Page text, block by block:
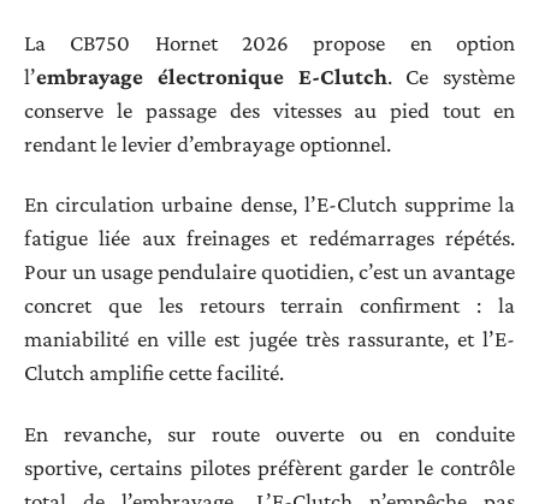
La CB750 Hornet 2026 propose en option
l’embrayage électronique E-Clutch. Ce système
conserve le passage des vitesses au pied tout en
rendant le levier d’embrayage optionnel.
En circulation urbaine dense, l’E-Clutch supprime la
fatigue liée aux freinages et redémarrages répétés.
Pour un usage pendulaire quotidien, c’est un avantage
concret que les retours terrain confirment : la
maniabilité en ville est jugée très rassurante, et l’E-
Clutch amplifie cette facilité.
En revanche, sur route ouverte ou en conduite
sportive, certains pilotes préfèrent garder le contrôle